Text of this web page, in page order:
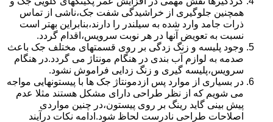
همچنین جلوگیری از خراشیدگی شفت جک،ناشی از تماس
ذرات جامد وارد شده به سیلندر را دارند،بنابراین بهتر است
نسبت به تعویض آنها در هر نوبت سرویس،اقدام گردد.
وجود پلیسه و زنگ زدگی بر روی قسمتهای مختلف جک باعث
صدمه به لوازم آب بندی در هنگام مونتاژ می گردد.در هنگام
سرویس،پلیسه گیری و زنگ زدایی فراموش نشود.
در بسیاری از موارد پس ازدمونتاژ جک ها با پیستونهایی مواجه
می شویم که از نظر طراحی دارای مشکل هستند مثلا عدم
پیش بینی گاید رینگ بر روی پیستون،در چنین مواردی
اصلاحات طراحی نادرست لحاظ شود.ادامه نکات درآیند